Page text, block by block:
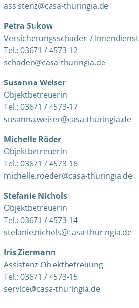
assistenz@casa-thuringia.de
Petra Sukow
Versicherungsschäden / Innendienst
Tel.: 03671 / 4573-12
schaden@casa-thuringia.de
Susanna Weiser
Objektbetreuerin
Tel.: 03671 / 4573-17
susanna.weiser@casa-thuringia.de
Michelle Röder
Objektbetreuerin
Tel.: 03671 / 4573-16
michelle.roeder@casa-thuringia.de
Stefanie Nichols
Objektbetreuerin
Tel.: 03671 / 4573-14
stefanie.nichols@casa-thuringia.de
Iris Ziermann
Assistenz Objektbetreuung
Tel.: 03671 / 4573-15
service@casa-thuringia.de